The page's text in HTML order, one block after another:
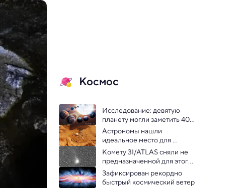
Космос
Исследование: девятую
планету могли заметить 40
лет назад
Астрономы нашли
идеальное место для
строительства базы на
Марсе
Комету 3I/ATLAS сняли не
предназначенной для этого
камерой
Зафиксирован рекордно
быстрый космический ветер